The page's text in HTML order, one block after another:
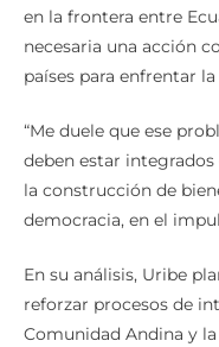
en la frontera entre
necesaria una acción
países para enfrentar
“Me duele que ese
deben estar
la construcción de
democracia, en el
En su análisis, Uribe
reforzar procesos de
Comunidad Andina y